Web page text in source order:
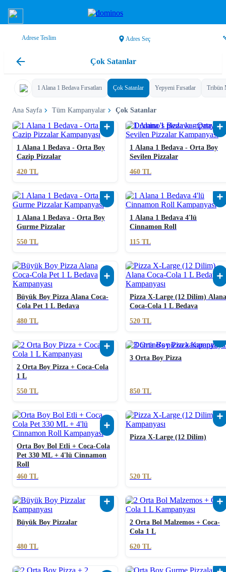
Adrese Teslim Adres Seç
Çok Satanlar
1 Alana 1 Bedava Fırsatları Çok Satanlar Yepyeni Fırsatlar Tribün
Ana Sayfa Tüm Kampanyalar Çok Satanlar
1 Alana 1 Bedava - Orta Boy
Cazip Pizzalar
420 TL
1 Alana 1 Bedava - Orta Boy
Sevilen Pizzalar
460 TL
1 Alana 1 Bedava - Orta Boy
Gurme Pizzalar
550 TL
1 Alana 1 Bedava 4'lü
Cinnamon Roll
115 TL
Büyük Boy Pizza Alana Coca-
Cola Pet 1 L Bedava
480 TL
Pizza X-Large (12 Dilim) Alana
Coca-Cola 1 L Bedava
520 TL
2 Orta Boy Pizza + Coca-Cola
1 L
550 TL
3 Orta Boy Pizza
850 TL
Orta Boy Bol Etli + Coca-Cola
Pet 330 ML + 4'lü Cinnamon
Roll
460 TL
Pizza X-Large (12 Dilim)
520 TL
Büyük Boy Pizzalar
480 TL
2 Orta Bol Malzemos + Coca-
Cola 1 L
620 TL